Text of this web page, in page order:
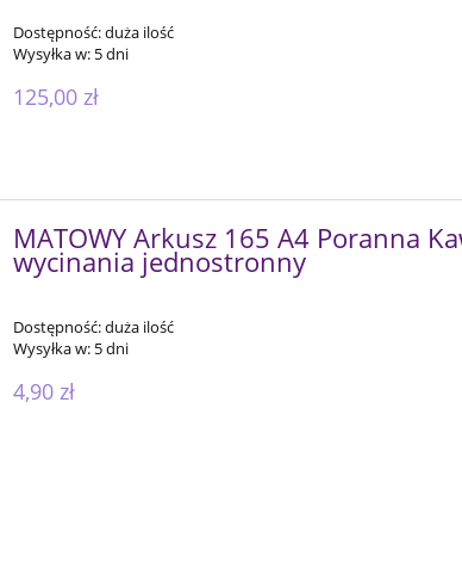
Dostępność:duża ilość
Wysyłka w: 5 dni
125,00 zł
MATOWY Arkusz 165 A4 Poranna
wycinania jednostronny
Dostępność:duża ilość
Wysyłka w: 5 dni
4,90 zł